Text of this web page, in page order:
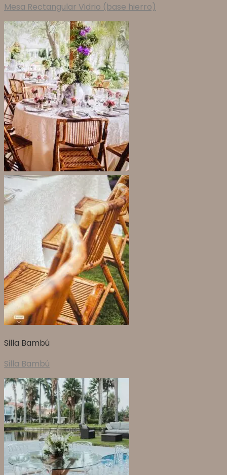
Mesa Rectangular Vidrio (base hierro)
Silla Bambú
Silla Bambú